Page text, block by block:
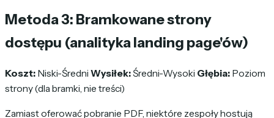
Metoda 3: Bramkowane strony
dostępu (analityka landing page'ów)
Koszt: Niski-Średni Wysiłek:Średni-Wysoki Głębia: Poziom
strony (dla bramki, nie treści)
Zamiast oferować pobranie PDF, niektóre zespoły hostują